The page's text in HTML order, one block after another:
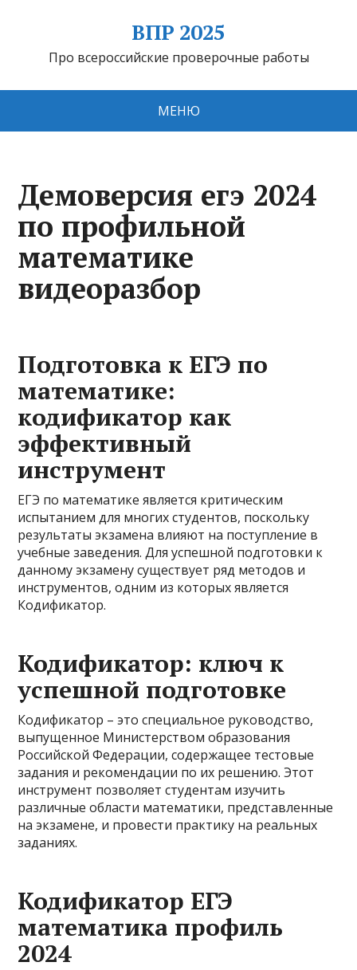
ВПР 2025
Про всероссийские проверочные работы
МЕНЮ
Демоверсия егэ 2024
по профильной
математике
видеоразбор
Подготовка к ЕГЭ по
математике:
кодификатор как
эффективный
инструмент
ЕГЭ по математике является критическим
испытанием для многих студентов, поскольку
результаты экзамена влияют на поступление в
учебные заведения. Для успешной подготовки к
данному экзамену существует ряд методов и
инструментов, одним из которых является
Кодификатор.
Кодификатор: ключ к
успешной подготовке
Кодификатор – это специальное руководство,
выпущенное Министерством образования
Российской Федерации, содержащее тестовые
задания и рекомендации по их решению. Этот
инструмент позволяет студентам изучить
различные области математики, представленные
на экзамене, и провести практику на реальных
заданиях.
Кодификатор ЕГЭ
математика профиль
2024